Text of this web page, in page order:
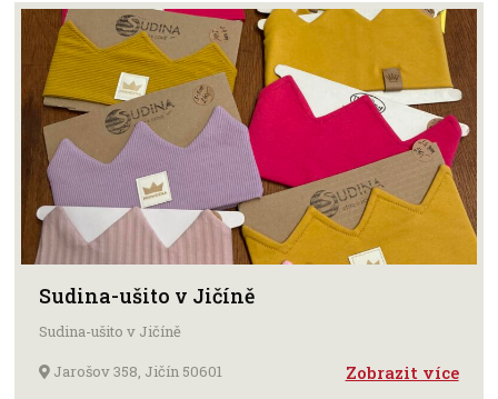
Sudina-ušito v Jičíně
Sudina-ušito v Jičíně
Jarošov 358, Jičín 50601
Zobrazit více